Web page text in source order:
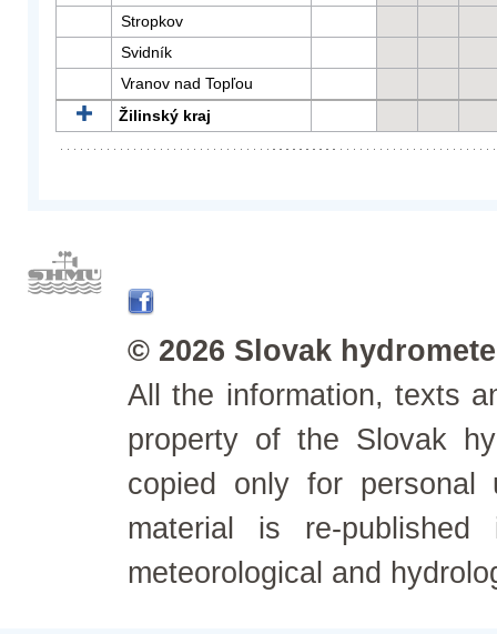
Stropkov
Svidník
Vranov nad Topľou
Žilinský kraj
© 2026 Slovak
All the information, texts
property of the Slovak
copied only for personal
material is re-
meteorological and